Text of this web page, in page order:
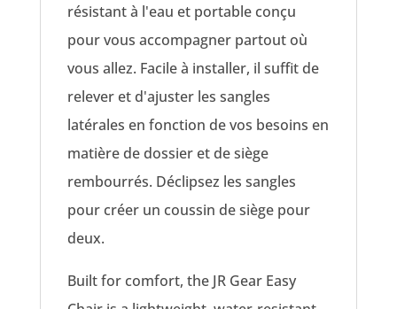
résistant à l'eau et portable conçu
pour vous accompagner partout où
vous allez. Facile à installer, il suffit de
relever et d'ajuster les sangles
latérales en fonction de vos besoins en
matière de dossier et de siège
rembourrés. Déclipsez les sangles
pour créer un coussin de siège pour
deux.
Built for comfort, the JR Gear Easy